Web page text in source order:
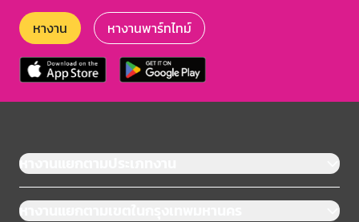
หางาน หางานพาร์ทไทม์
หางานแยกตามประเภทงาน
หางานแยกตามเขตในกรุงเทพมหานคร